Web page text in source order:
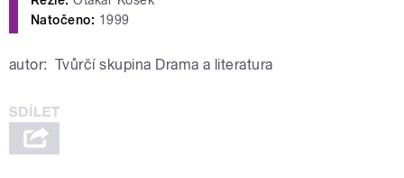
Natočeno: 1999
autor: Tvůrčí skupina Drama a literatura